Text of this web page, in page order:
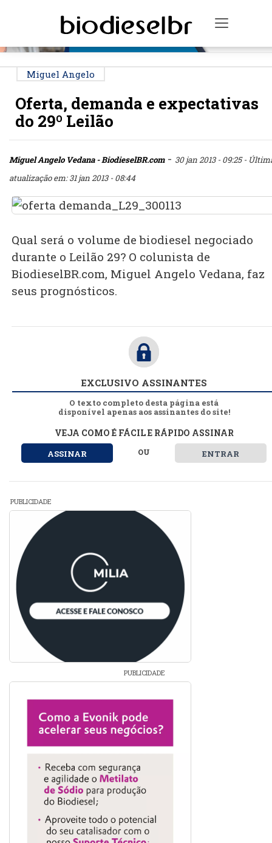
Toggle
Miguel Angelo
Oferta, demanda e expectativas
do 29º Leilão
Miguel Angelo Vedana - BiodieselBR.com- 30 jan 2013 - 09:25-
atualização em: 31 jan 2013 - 08:44
Qual será o volume de biodiesel negociado
durante o Leilão 29? O colunista de
BiodieselBR.com, Miguel Angelo Vedana, faz
seus prognósticos.
EXCLUSIVO ASSINANTES
O texto completo desta página está
disponível apenas aos assinantes do site!
VEJA COMO É FÁCIL E RÁPIDO ASSINAR
ASSINAR OU ENTRAR
PUBLICIDADE
PUBLICIDADE